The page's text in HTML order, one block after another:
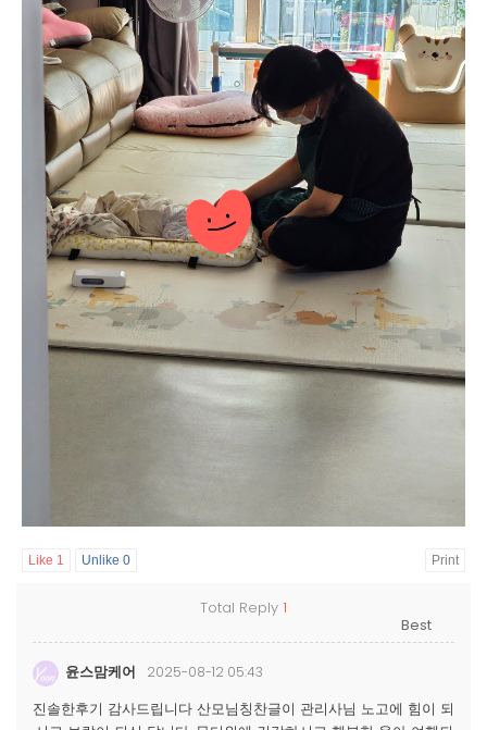
Like 1 Unlike 0 Print
Total Reply 1
윤스맘케어 2025-08-12 05:43
진솔한후기 감사드립니다 산모님칭찬글이 관리사님 노고에 힘이 되